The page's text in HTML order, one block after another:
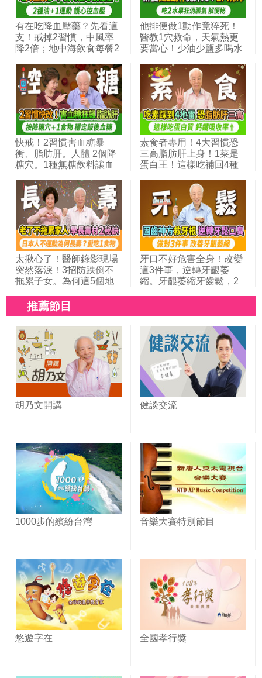
有在吃降血壓藥？先看這
支！戒掉2習慣，中風率
降2倍；地中海飲食每餐2
機率剩1成；每天1手部運
動穩定血壓又護心，逆轉
一輩子吃藥的命運｜胡乃
文開講Dr.HU_338
他排便做1動作竟猝死！
醫教1穴救命，天氣熱更
要當心！少油少鹽多喝水
了。她脹氣吃益生菌更嚴
重！2水果＋1零食是腸道
通樂，超市都有賣。看中
醫治標又治本｜胡乃文開
講Dr.HU_353
快戒！2習慣害血糖暴
衝、脂肪肝。人體 2個降
糖穴。1種無糖飲料讓血
糖。這3水果血糖高的人
也可以吃。它補腎護血管
降三高。名廚用1菜湯，
穩血糖近50年｜胡乃文開
講Dr.HU_329
素食者專用！4大習慣恐
三高脂肪肝上身！1菜是
蛋白王！這樣吃補回4種
高2倍，6物補鈣強腎氣。
貧血補鐵+加1營養素，吸
收率大翻倍！這1種素恐
吃出虛弱體質｜胡乃文開
講Dr.HU_317
太揪心了！醫師錄影現場
突然落淚！3招防跌倒不
拖累子女。為何這5個地
量活到百歲。全台人瑞破
5千人創新高！日本人長
壽靠做1件事＋吃抗發炎
食物 ！｜胡乃文開講＿
349
牙口不好危害全身！改變
這3件事，逆轉牙齦萎
縮。牙齦萎縮牙齒鬆，2
倍。公開1牙粉配方，除
口臭救牙根。椰子油漱口
法，抗菌固牙齦｜胡乃文
開講Dr.HU_310
推薦節目
胡乃文開講 健談交流
1000步的繽紛台灣 音樂大賽特別節目
悠遊字在 全國孝行獎